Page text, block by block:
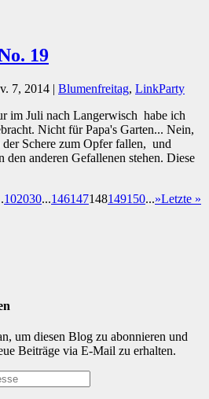
19
7, 2014 | Blumenfreitag, LinkParty
im Juli nach Langerwisch habe ich
Nicht für Papa's Garten... Nein,
Schere zum Opfer fallen, und
anderen Gefallenen stehen. Diese
102030...146147148149150...»Letzte »
um diesen Blog zu abonnieren und
Beiträge via E-Mail zu erhalten.